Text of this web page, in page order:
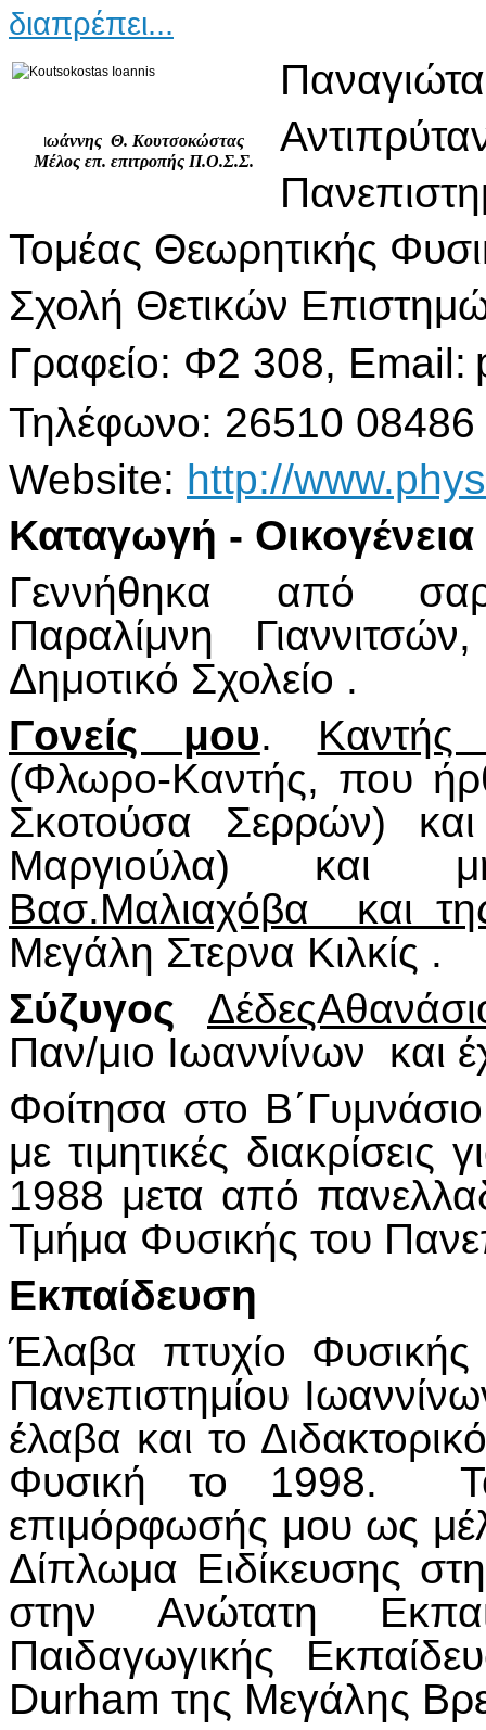
Ιωάννης Θ. Κουτσοκώστας
Μέλος επ. επιτροπής Π.Ο.Σ.Σ.
Τομέας Θεωρητικής
Σχολή Θετικών
Γραφείο: Φ2 308, Email:
Τηλέφωνο: 26510 08486
Website: http://
Καταγωγή - Οικογένεια
Γεννήθηκα από
Παραλίμνη
Δημοτικό Σχολείο .
Γονείς μου.
(Φλωρο-Καντής, που
Σκοτούσα Σερρών)
Μαργιούλα) και
Βασ.Μαλιαχόβα και
Μεγάλη Στερνα Κιλκίς .
Σύζυγος
Παν/μιο Ιωαννίνων και
Φοίτησα στο
με τιμητικές
1988 μετα από
Τμήμα Φυσικής του
Εκπαίδευση
Έλαβα πτυχίο
Πανεπιστημίου
έλαβα και το
Φυσική το 1998.
επιμόρφωσής μου ως
Δίπλωμα Ειδίκευσης
στην Ανώτατη
Παιδαγωγικής
Durham της Μεγάλης